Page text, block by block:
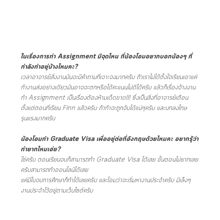
ในเรื่องการทำ Assignment มีจุดไหน ที่น้องโอมอยากบอกน้องๆ ที่
กำลังทำอยู่บ้างไหมคะ?
เวลาอาจารย์สั่งงานมันจะมีคำถามที่เจาะจงมากครับ ถ้าเราไม่ได้ตั้งใจเรียนเอาแค่
ทำงานส่งอย่างเดียวมันอาจจะตกหรือได้คะแนนไม่ดีได้ครับ แล้วก็เรื่องจ้างงาน
ทำ Assignment เป็นเรื่องต้องห้ามเด็ดขาด!!! ซึ่งเป็นสิ่งที่อาจารย์เตือน
ตั้งแต่ตอนที่เรียน Finn แล้วครับ ถ้าทำจะถูกจับได้แน่ๆครับ และบทลงโทษ
รุนแรงมากครับ
น้องโอมทำ Graduate Visa เพื่ออยู่ต่อที่อังกฤษด้วยไหมคะ อยากรู้ว่า
ทำยากไหมเอ่ย?
ใช่ครับ ตอนเรียนจบก็สามารถทำ Graduate Visa ได้เลย ขั้นตอนไม่ยากเลย
ครับสามารถทำออนไลน์ได้เลย
แค่มีใบจบการศึกษาก็ทำได้เลยครับ และโอมว่าจะเริ่มหางานประจำครับ มีเล็งๆ
งานประจำไว้อยู่ตามเว็บไซต์ครับ